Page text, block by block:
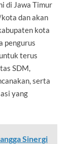
di Jawa Timur
dan akan
kota
pengurus
terus
SDM,
serta
yang
Sinergi